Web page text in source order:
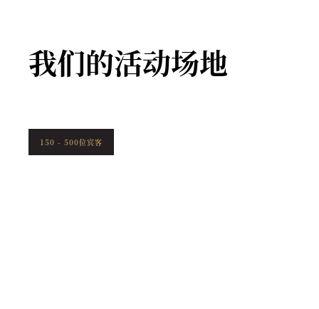
我们的活动场地
150 - 500位宾客